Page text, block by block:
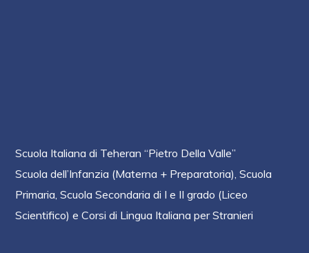
Scuola Italiana di Teheran “Pietro Della Valle”
Scuola dell’Infanzia (Materna + Preparatoria), Scuola
Primaria, Scuola Secondaria di I e II grado (Liceo
Scientifico)e Corsi di Lingua Italiana per Stranieri